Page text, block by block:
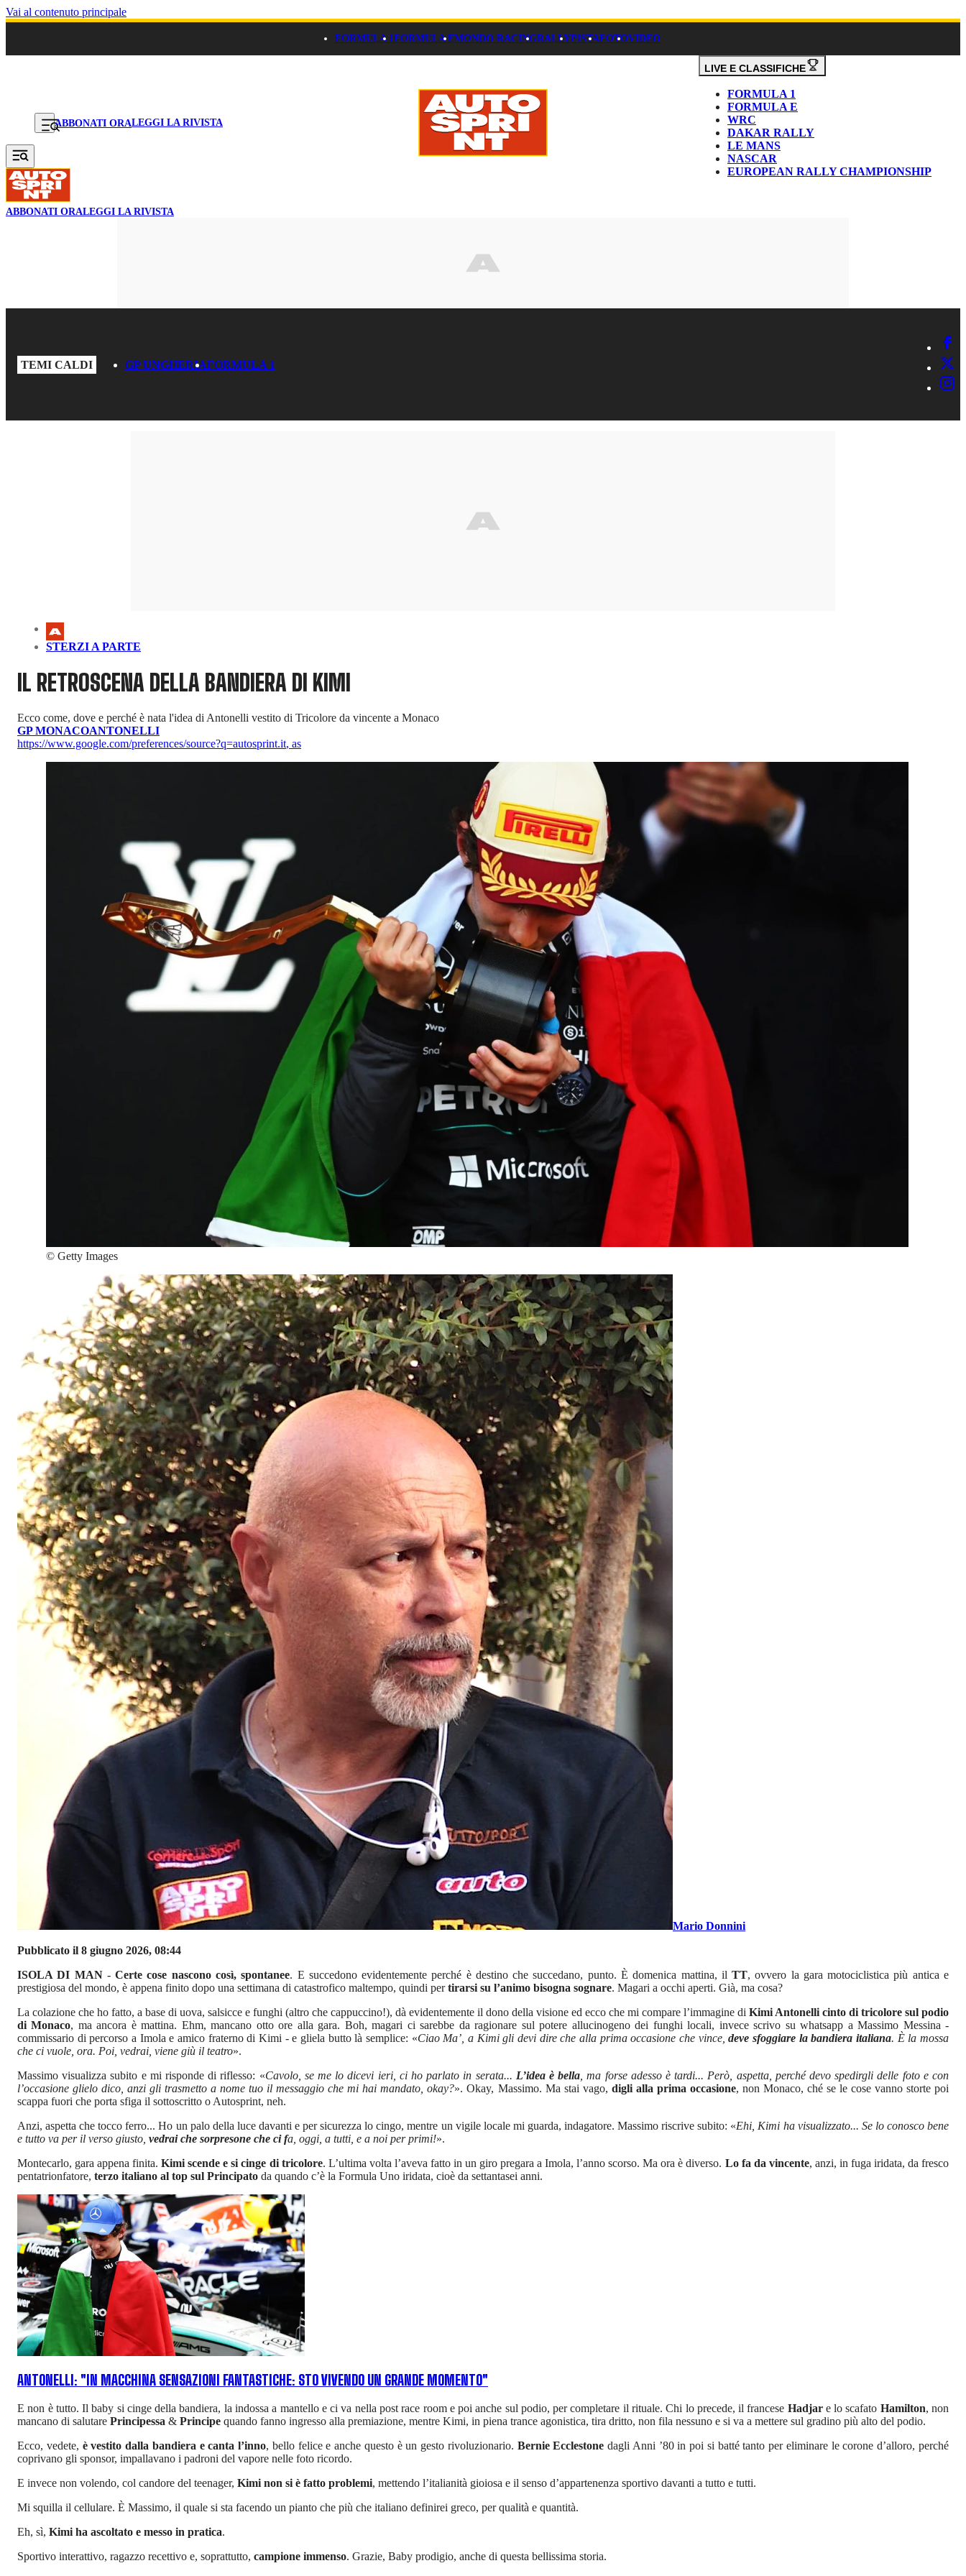
Vai al contenuto principale
FORMULA 1FORMULA EMONDO RACINGRALLYPISTAFOTOVIDEO
ABBONATI ORALEGGI LA RIVISTA
LIVE E CLASSIFICHE
FORMULA 1
FORMULA E
WRC
DAKAR RALLY
LE MANS
NASCAR
EUROPEAN RALLY CHAMPIONSHIP
ABBONATI ORALEGGI LA RIVISTA
TEMI CALDI GP UNGHERIAFORMULA 1
STERZI A PARTE
IL RETROSCENA DELLA BANDIERA DI KIMI
Ecco come, dove e perché è nata l'idea di Antonelli vestito di Tricolore da vincente a Monaco
GP MONACOANTONELLI
https://www.google.com/preferences/source?q=autosprint.it, as
© Getty Images
Mario Donnini
Pubblicato il 8 giugno 2026, 08:44
ISOLA DI MAN-Certe cose nascono così, spontanee. E succedono evidentemente perché è destino che succedano, punto. È domenica mattina, ilTT, ovvero la gara motociclistica più antica e
prestigiosa del mondo, è appena finito dopo una settimana di catastrofico maltempo, quindi pertirarsi su l’animo bisogna sognare. Magari a occhi aperti. Già, ma cosa?
La colazione che ho fatto, a base di uova, salsicce e funghi (altro che cappuccino!), dà evidentemente il dono della visione ed ecco che mi compare l’immagine di Kimi Antonelli cinto di tricolore sul podio
di Monaco, ma ancora è mattina. Ehm, mancano otto ore alla gara. Boh, magari ci sarebbe da ragionare sul potere allucinogeno dei funghi locali, invece scrivo su whatsapp a Massimo Messina -
commissario di percorso a Imola e amico fraterno di Kimi - e gliela butto là semplice: «Ciao Ma’, a Kimi gli devi dire che alla prima occasione che vince,deve sfoggiare la bandiera italiana. È la mossa
che ci vuole, ora. Poi, vedrai, viene giù il teatro».
Massimo visualizza subito e mi risponde di riflesso: «Cavolo, se me lo dicevi ieri, ci ho parlato in serata... L’idea è bella , ma forse adesso è tardi... Però, aspetta, perché devo spedirgli delle foto e con
l’occasione glielo dico, anzi gli trasmetto a nome tuo il messaggio che mi hai mandato, okay?». Okay, Massimo. Ma stai vago, digli alla prima occasione, non Monaco, ché se le cose vanno storte poi
scappa fuori che porta sfiga il sottoscritto o Autosprint, neh.
Anzi, aspetta che tocco ferro... Ho un palo della luce davanti e per sicurezza lo cingo, mentre un vigile locale mi guarda, indagatore. Massimo riscrive subito: «Ehi, Kimi ha visualizzato... Se lo conosco bene
e tutto va per il verso giusto, vedrai che sorpresone che ci fa, oggi, a tutti, e a noi per primi!».
Montecarlo, gara appena finita.Kimi scende e si cinge di tricolore. L’ultima volta l’aveva fatto in un giro pregara a Imola, l’anno scorso. Ma ora è diverso. Lo fa da vincente, anzi, in fuga iridata, da fresco
pentatrionfatore, terzo italiano al top sul Principato da quando c’è la Formula Uno iridata, cioè da settantasei anni.
ANTONELLI: "IN MACCHINA SENSAZIONI FANTASTICHE: STO VIVENDO UN GRANDE MOMENTO"
E non è tutto. Il baby si cinge della bandiera, la indossa a mantello e ci va nella post race room e poi anche sul podio, per completare il rituale. Chi lo precede, il francese Hadjar e lo scafato Hamilton, non
mancano di salutare Principessa & Principe quando fanno ingresso alla premiazione, mentre Kimi, in piena trance agonistica, tira dritto, non fila nessuno e si va a mettere sul gradino più alto del podio.
Ecco, vedete, è vestito dalla bandiera e canta l’inno, bello felice e anche questo è un gesto rivoluzionario. Bernie Ecclestone dagli Anni ’80 in poi si batté tanto per eliminare le corone d’alloro, perché
coprivano gli sponsor, impallavano i padroni del vapore nelle foto ricordo.
E invece non volendo, col candore del teenager, Kimi non si è fatto problemi, mettendo l’italianità gioiosa e il senso d’appartenenza sportivo davanti a tutto e tutti.
Mi squilla il cellulare. È Massimo, il quale si sta facendo un pianto che più che italiano definirei greco, per qualità e quantità.
Eh, sì, Kimi ha ascoltato e messo in pratica.
Sportivo interattivo, ragazzo recettivo e, soprattutto, campione immenso. Grazie, Baby prodigio, anche di questa bellissima storia.